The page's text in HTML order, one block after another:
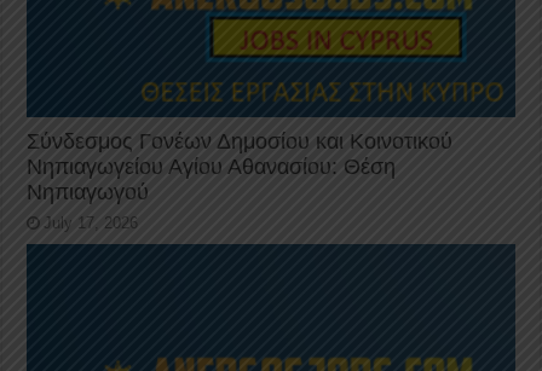
Σύνδεσμος Γονέων Δημοσίου και Κοινοτικού
Νηπιαγωγείου Αγίου Αθανασίου: Θέση
Νηπιαγωγού
July 17, 2026